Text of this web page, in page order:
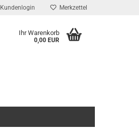
Kundenlogin Merkzettel
Ihr Warenkorb
0,00 EUR